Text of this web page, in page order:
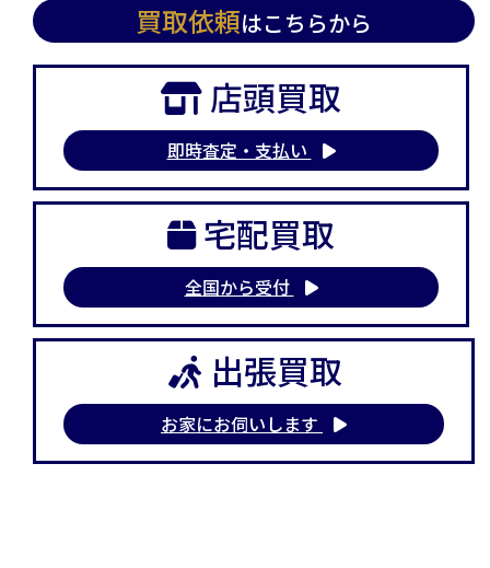
買取依頼はこちらから
店頭買取
即時査定・支払い
宅配買取
全国から受付
出張買取
お家にお伺いします